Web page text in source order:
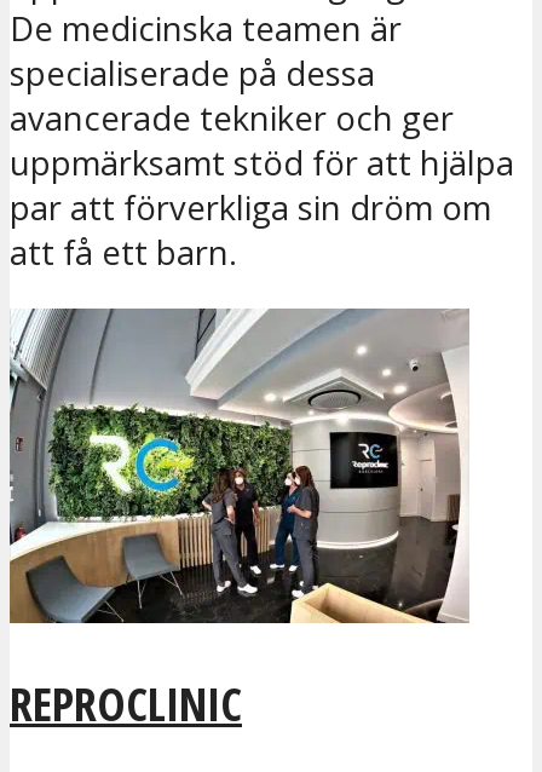
De medicinska teamen är
specialiserade på dessa
avancerade tekniker och ger
uppmärksamt stöd för att hjälpa
par att förverkliga sin dröm om
att få ett barn.
REPROCLINIC